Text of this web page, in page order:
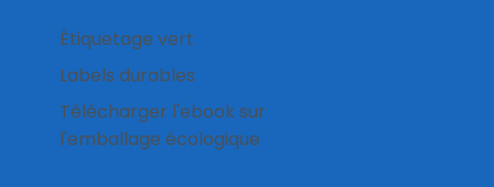
Étiquetage vert
Labels durables
Télécharger l'ebook sur
l'emballage écologique